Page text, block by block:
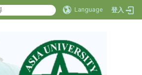
Language 登入